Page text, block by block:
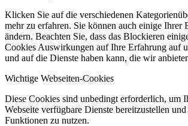
Klicken Sie auf die verschiedenen
mehr zu erfahren. Sie können auch einige Ihrer
ändern. Beachten Sie, dass das Blockieren
Cookies Auswirkungen auf Ihre Erfahrung auf
und auf die Dienste haben kann, die wir
Wichtige Webseiten-Cookies
Diese Cookies sind unbedingt erforderlich, um
Webseite verfügbare Dienste bereitzustellen
Funktionen zu nutzen.